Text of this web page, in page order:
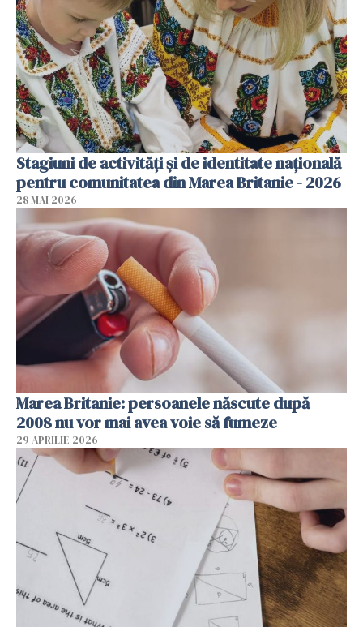
Stagiuni de activități și de identitate națională
pentru comunitatea din Marea Britanie - 2026
28 MAI 2026
Marea Britanie: persoanele născute după
2008 nu vor mai avea voie să fumeze
29 APRILIE 2026